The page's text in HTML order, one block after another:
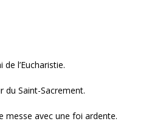
l’Eucharistie.
du Saint-Sacrement.
messe avec une foi ardente.